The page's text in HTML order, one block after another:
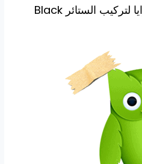
ستائر بلاك اوت | 9 مزايا لتركيب الستائر Black